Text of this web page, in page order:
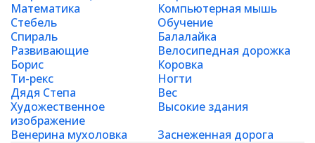
Математика
Компьютерная мышь
Стебель
Обучение
Спираль
Балалайка
Развивающие
Велосипедная дорожка
Борис
Коровка
Ти-рекс
Ногти
Дядя Степа
Вес
Художественное
изображение
Высокие здания
Венерина мухоловка
Заснеженная дорога